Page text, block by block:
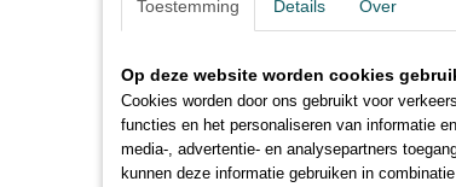
en kortkoppelingsmechanisme.
LüP 101 mm
Toestemming Details Over
Op deze website worden cookies
Cookies worden door ons gebruikt voor
functies en het personaliseren van informatie
media-, advertentie- en analysepartners
kunnen deze informatie gebruiken in